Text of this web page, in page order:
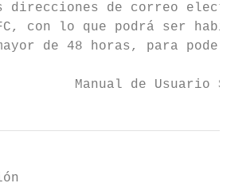
direcciones de correo
con lo que podrá ser
de 48 horas, para poder
Manual de Usuario